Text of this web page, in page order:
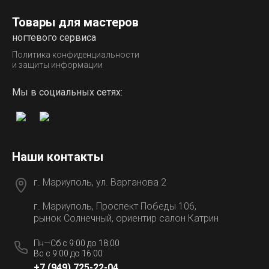
Товары для мастеров
ногтевого сервиса
Политика конфиденциальности
и защиты информации
Мы в социальных сетях:
Наши контакты
г. Мариуполь, ул. Варганова 2
г. Мариуполь, Проспект Победы 106,
рынок Солнечный, ориентир салон Катрин
Пн—Сб с 9:00 до 18:00
Вс с 9:00 до 16:00